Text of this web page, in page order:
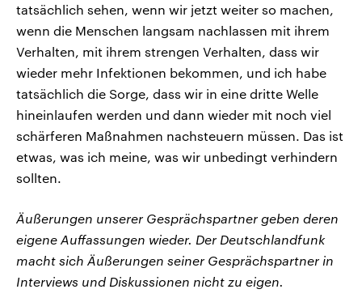
tatsächlich sehen, wenn wir jetzt weiter so machen,
wenn die Menschen langsam nachlassen mit ihrem
Verhalten, mit ihrem strengen Verhalten, dass wir
wieder mehr Infektionen bekommen, und ich habe
tatsächlich die Sorge, dass wir in eine dritte Welle
hineinlaufen werden und dann wieder mit noch viel
schärferen Maßnahmen nachsteuern müssen. Das ist
etwas, was ich meine, was wir unbedingt verhindern
sollten.
Äußerungen unserer Gesprächspartner geben deren
eigene Auffassungen wieder. Der Deutschlandfunk
macht sich Äußerungen seiner Gesprächspartner in
Interviews und Diskussionen nicht zu eigen.